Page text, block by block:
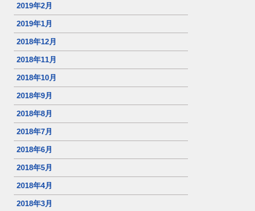
2019年2月
2019年1月
2018年12月
2018年11月
2018年10月
2018年9月
2018年8月
2018年7月
2018年6月
2018年5月
2018年4月
2018年3月